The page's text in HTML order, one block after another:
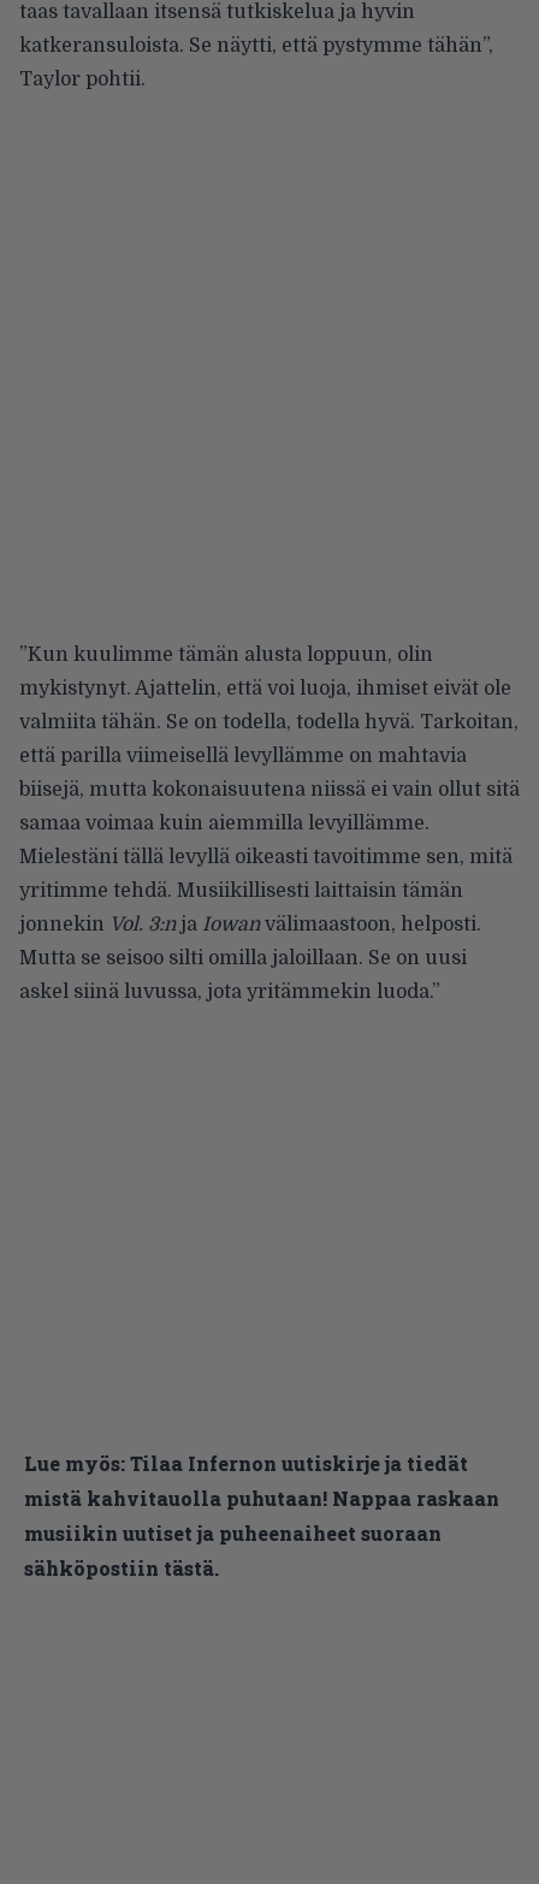
taas tavallaan itsensä tutkiskelua ja hyvin
katkeransuloista. Se näytti, että pystymme tähän”,
Taylor pohtii.
”Kun kuulimme tämän alusta loppuun, olin
mykistynyt. Ajattelin, että voi luoja, ihmiset eivät ole
valmiita tähän. Se on todella, todella hyvä. Tarkoitan,
että parilla viimeisellä levyllämme on mahtavia
biisejä, mutta kokonaisuutena niissä ei vain ollut sitä
samaa voimaa kuin aiemmilla levyillämme.
Mielestäni tällä levyllä oikeasti tavoitimme sen, mitä
yritimme tehdä. Musiikillisesti laittaisin tämän
jonnekin Vol. 3:nja Iowanvälimaastoon, helposti.
Mutta se seisoo silti omilla jaloillaan. Se on uusi
askel siinä luvussa, jota yritämmekin luoda.”
Lue myös:Tilaa Infernon uutiskirje ja tiedät
mistä kahvitauolla puhutaan! Nappaa raskaan
musiikin uutiset ja puheenaiheet suoraan
sähköpostiin tästä.